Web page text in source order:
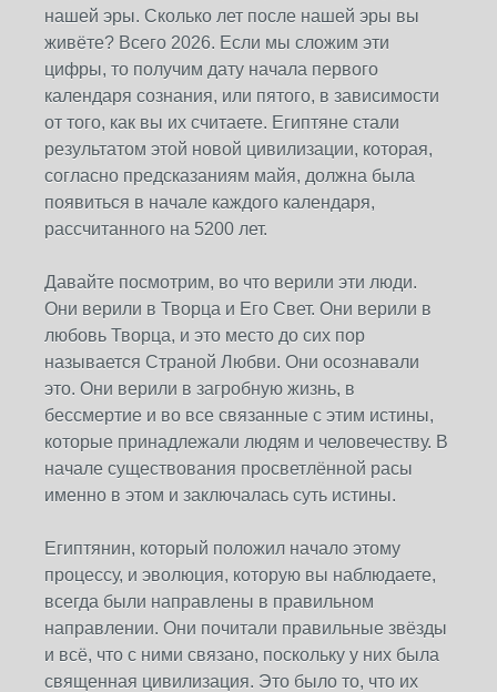
нашей эры. Сколько лет после нашей эры вы
живёте? Всего 2026. Если мы сложим эти
цифры, то получим дату начала первого
календаря сознания, или пятого, в зависимости
от того, как вы их считаете. Египтяне стали
результатом этой новой цивилизации, которая,
согласно предсказаниям майя, должна была
появиться в начале каждого календаря,
рассчитанного на 5200 лет.
Давайте посмотрим, во что верили эти люди.
Они верили в Творца и Его Свет. Они верили в
любовь Творца, и это место до сих пор
называется Страной Любви. Они осознавали
это. Они верили в загробную жизнь, в
бессмертие и во все связанные с этим истины,
которые принадлежали людям и человечеству. В
начале существования просветлённой расы
именно в этом и заключалась суть истины.
Египтянин, который положил начало этому
процессу, и эволюция, которую вы наблюдаете,
всегда были направлены в правильном
направлении. Они почитали правильные звёзды
и всё, что с ними связано, поскольку у них была
священная цивилизация. Это было то, что их